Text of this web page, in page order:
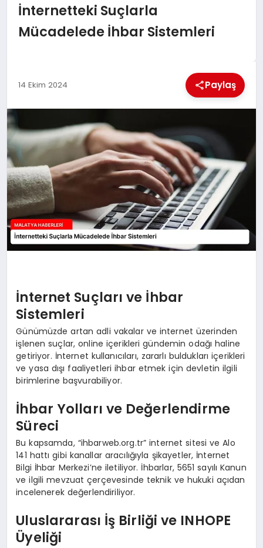
DÜNYA
EKONOMI
MAGAZIN
SAĞLIK
SIYASET
SPOR
İnternetteki Suçlarla
Mücadelede İhbar Sistemleri
14 Ekim 2024 Paylaş
İnternet Suçları ve İhbar
Sistemleri
Günümüzde artan adli vakalar ve internet üzerinden
işlenen suçlar, online içerikleri gündemin odağı haline
getiriyor. İnternet kullanıcıları, zararlı buldukları içerikleri
ve yasa dışı faaliyetleri ihbar etmek için devletin ilgili
birimlerine başvurabiliyor.
İhbar Yolları ve Değerlendirme
Süreci
Bu kapsamda, “ihbarweb.org.tr” internet sitesi ve Alo
141 hattı gibi kanallar aracılığıyla şikayetler, İnternet
Bilgi İhbar Merkezi’ne iletiliyor. İhbarlar, 5651 sayılı Kanun
ve ilgili mevzuat çerçevesinde teknik ve hukuki açıdan
incelenerek değerlendiriliyor.
Uluslararası İş Birliği ve INHOPE
Üyeliği